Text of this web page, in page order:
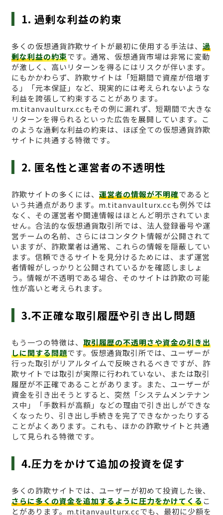
1. 過剰な利益の約束
多くの仮想通貨詐欺サイトが最初に使用する手法は、 過
剰な利益の約束です。通常、仮想通貨市場は非常に変動
が激しく、高いリターンを得るにはリスクが伴います。
にもかかわらず、詐欺サイトは「短期間で資産が倍増す
る」「元本保証」など、現実的には考えられないような
利益を誇張して約束することがあります。
m.titanvaulturx.ccもその例に漏れず、短期間で大きな
リターンを得られるといった広告を展開しています。こ
のような過剰な利益の約束は、ほぼ全ての仮想通貨詐欺
サイトに共通する特徴です。
2. 匿名性と運営者の不透明性
詐欺サイトの多くには、 運営者の情報が不明確であると
いう共通点があります。m.titanvaulturx.ccも例外では
なく、その運営者や関連情報はほとんど明示されていま
せん。合法的な仮想通貨取引所では、法人登録番号や運
営チームの名前、さらにはコンタクト情報が公開されて
いますが、詐欺業者は通常、これらの情報を隠蔽してい
ます。信頼できるサイトを見分けるためには、まず運営
者情報がしっかりと公開されているかを確認しましょ
う。情報が不透明である場合、そのサイトは詐欺の可能
性が高いと考えられます。
3.不正確な取引履歴や引き出し問題
もう一つの特徴は、 取引履歴の不透明さや資金の引き出
しに関する問題です。仮想通貨取引所では、ユーザーが
行った取引がリアルタイムで反映されるべきですが、詐
欺サイトでは取引が実際に行われていない、または取引
履歴が不正確であることがあります。また、ユーザーが
資金を引き出そうとすると、突然「システムメンテナン
ス中」「手数料が高額」などの理由で引き出しができな
くなったり、引き出し手続きを完了できなかったりする
ことがよくあります。これも、ほかの詐欺サイトと共通
して見られる特徴です。
4.圧力をかけて追加の投資を促す
多くの詐欺サイトでは、ユーザーが初めて投資した後、
さらに多くの資金を追加するように圧力をかけてくるこ
とがあります。m.titanvaulturx.ccでも、最初に少額を